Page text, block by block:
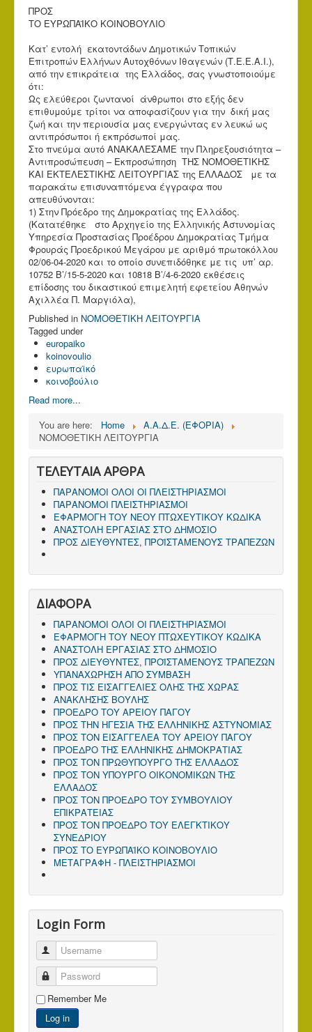
ΠΡΟΣ
ΤΟ ΕΥΡΩΠΑΪΚΟ ΚΟΙΝΟΒΟΥΛΙΟ
Κατ’ εντολή εκατοντάδων Δημοτικών Τοπικών
Επιτροπών Ελλήνων Αυτοχθόνων Ιθαγενών (Τ.Ε.Ε.Α.Ι.),
από την επικράτεια της Ελλάδος, σας γνωστοποιούμε
ότι:
Ως ελεύθεροι ζωντανοί άνθρωποι στο εξής δεν
επιθυμούμε τρίτοι να αποφασίζουν για την δική μας
ζωή και την περιουσία μας ενεργώντας εν λευκώ ως
αντιπρόσωποι ή εκπρόσωποί μας.
Στο πνεύμα αυτό ΑΝΑΚΑΛΕΣΑΜΕ την Πληρεξουσιότητα –
Αντιπροσώπευση – Εκπροσώπηση ΤΗΣ ΝΟΜΟΘΕΤΙΚΗΣ
ΚΑΙ ΕΚΤΕΛΕΣΤΙΚΗΣ ΛΕΙΤΟΥΡΓΙΑΣ της ΕΛΛΑΔΟΣ με τα
παρακάτω επισυναπτόμενα έγγραφα που
απευθύνονται:
1) Στην Πρόεδρο της Δημοκρατίας της Ελλάδος.
(Κατατέθηκε στο Αρχηγείο της Ελληνικής Αστυνομίας
Υπηρεσία Προστασίας Προέδρου Δημοκρατίας Τμήμα
Φρουράς Προεδρικού Μεγάρου με αριθμό πρωτοκόλλου
02/06-04-2020 και το οποίο συνεπιδόθηκε με τις υπ’ αρ.
10752 Β’/15-5-2020 και 10818 Β’/4-6-2020 εκθέσεις
επίδοσης του δικαστικού επιμελητή εφετείου Αθηνών
Αχιλλέα Π. Μαργιόλα),
Published in ΝΟΜΟΘΕΤΙΚΗ ΛΕΙΤΟΥΡΓΙΑ
Tagged under
europaiko
koinovoulio
ευρωπαϊκό
κοινοβούλιο
Read more...
You are here:
Home
Α.Α.Δ.Ε. (ΕΦΟΡΙΑ)
ΝΟΜΟΘΕΤΙΚΗ ΛΕΙΤΟΥΡΓΙΑ
ΤΕΛΕΥΤΑΙΑ ΑΡΘΡΑ
ΠΑΡΑΝΟΜΟΙ ΟΛΟΙ ΟΙ ΠΛΕΙΣΤΗΡΙΑΣΜΟΙ
ΠΑΡΑΝΟΜΟΙ ΠΛΕΙΣΤΗΡΙΑΣΜΟΙ
ΕΦΑΡΜΟΓΗ ΤΟΥ ΝΕΟΥ ΠΤΩΧΕΥΤΙΚΟΥ ΚΩΔΙΚΑ
ΑΝΑΣΤΟΛΗ ΕΡΓΑΣΙΑΣ ΣΤΟ ΔΗΜΟΣΙΟ
ΠΡΟΣ ΔΙΕΥΘΥΝΤΕΣ, ΠΡΟΪΣΤΑΜΕΝΟΥΣ ΤΡΑΠΕΖΩΝ
ΔΙΑΦΟΡΑ
ΠΑΡΑΝΟΜΟΙ ΟΛΟΙ ΟΙ ΠΛΕΙΣΤΗΡΙΑΣΜΟΙ
ΕΦΑΡΜΟΓΗ ΤΟΥ ΝΕΟΥ ΠΤΩΧΕΥΤΙΚΟΥ ΚΩΔΙΚΑ
ΑΝΑΣΤΟΛΗ ΕΡΓΑΣΙΑΣ ΣΤΟ ΔΗΜΟΣΙΟ
ΠΡΟΣ ΔΙΕΥΘΥΝΤΕΣ, ΠΡΟΪΣΤΑΜΕΝΟΥΣ ΤΡΑΠΕΖΩΝ
ΥΠΑΝΑΧΩΡΗΣΗ ΑΠΟ ΣΥΜΒΑΣΗ
ΠΡΟΣ ΤΙΣ ΕΙΣΑΓΓΕΛΙΕΣ ΟΛΗΣ ΤΗΣ ΧΩΡΑΣ
ΑΝΑΚΛΗΣΗΣ ΒΟΥΛΗΣ
ΠΡΟΕΔΡΟ ΤΟΥ ΑΡΕΙΟΥ ΠΑΓΟΥ
ΠΡΟΣ ΤΗΝ ΗΓΕΣΙΑ ΤΗΣ ΕΛΛΗΝΙΚΗΣ ΑΣΤΥΝΟΜΙΑΣ
ΠΡΟΣ ΤΟΝ ΕΙΣΑΓΓΕΛΕΑ ΤΟΥ ΑΡΕΙΟΥ ΠΑΓΟΥ
ΠΡΟΕΔΡΟ ΤΗΣ ΕΛΛΗΝΙΚΗΣ ΔΗΜΟΚΡΑΤΙΑΣ
ΠΡΟΣ ΤΟΝ ΠΡΩΘΥΠΟΥΡΓΟ ΤΗΣ ΕΛΛΑΔΟΣ
ΠΡΟΣ TΟΝ ΥΠΟΥΡΓΟ ΟΙΚΟΝΟΜΙΚΩΝ ΤΗΣ
ΕΛΛΑΔΟΣ
ΠΡΟΣ ΤΟΝ ΠΡΟΕΔΡΟ ΤΟΥ ΣΥΜΒΟΥΛΙΟΥ
ΕΠΙΚΡΑΤΕΙΑΣ
ΠΡΟΣ ΤΟΝ ΠΡΟΕΔΡΟ ΤΟΥ ΕΛΕΓΚΤΙΚΟΥ
ΣΥΝΕΔΡΙΟΥ
ΠΡΟΣ ΤΟ ΕΥΡΩΠΑΪΚΟ ΚΟΙΝΟΒΟΥΛΙΟ
ΜΕΤΑΓΡΑΦΗ - ΠΛΕΙΣΤΗΡΙΑΣΜΟΙ
Login Form
Username
Password
Remember Me
Log in